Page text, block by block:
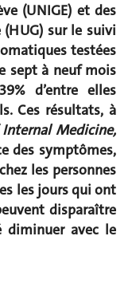
(UNIGE) et des
sur le suivi
testées
sept à neuf mois
d’entre elles
Ces résultats, à
Medicine,
des symptômes,
les personnes
les jours qui ont
disparaître
avec le